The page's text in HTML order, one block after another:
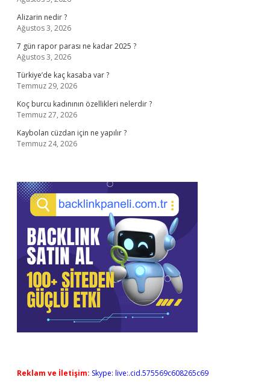
Alizarin nedir ?
Ağustos 3, 2026
7 gün rapor parası ne kadar 2025 ?
Ağustos 3, 2026
Türkiye’de kaç kasaba var ?
Temmuz 29, 2026
Koç burcu kadınının özellikleri nelerdir ?
Temmuz 27, 2026
Kaybolan cüzdan için ne yapılır ?
Temmuz 24, 2026
Reklam ve İletişim: Skype: live:.cid.575569c608265c69